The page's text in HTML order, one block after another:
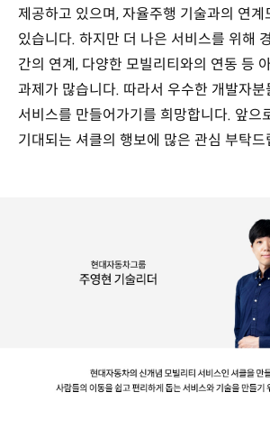
제공하고 있으며, 자율주행 기술과의 연계
있습니다. 하지만 더 나은 서비스를 위해
간의 연계, 다양한 모빌리티와의 연동 등
과제가 많습니다. 따라서 우수한 개발자
서비스를 만들어가기를 희망합니다. 앞으
기대되는 셔클의 행보에 많은 관심 부탁드